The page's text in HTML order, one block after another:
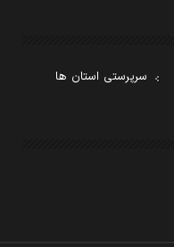
سرپرستی استان ها